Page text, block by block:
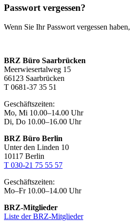
Passwort vergessen?
Wenn Sie Ihr Passwort vergessen
BRZ Büro Saarbrücken
Meerwiesertalweg 15
66123 Saarbrücken
T 0681-37 35 51
Geschäftszeiten:
Mo, Mi 10.00–14.00 Uhr
Di, Do 10.00–16.00 Uhr
BRZ Büro Berlin
Unter den Linden 10
10117 Berlin
T 030-21 75 55 57
Geschäftszeiten:
Mo–Fr 10.00–14.00 Uhr
BRZ-Mitglieder
Liste der BRZ-Mitglieder